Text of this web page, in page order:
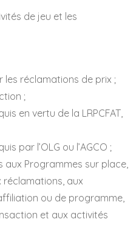
de jeu et les
les réclamations de prix ;
;
en vertu de la LRPCFAT,
par l’OLG ou l’AGCO ;
aux Programmes sur place,
réclamations, aux
ou de programme,
et aux activités